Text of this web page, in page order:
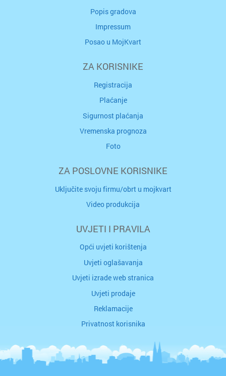
Popis gradova
Impressum
Posao u MojKvart
ZA KORISNIKE
Registracija
Plaćanje
Sigurnost plaćanja
Vremenska prognoza
Foto
ZA POSLOVNE KORISNIKE
Uključite svoju firmu/obrt u mojkvart
Video produkcija
UVJETI I PRAVILA
Opći uvjeti korištenja
Uvjeti oglašavanja
Uvjeti izrade web stranica
Uvjeti prodaje
Reklamacije
Privatnost korisnika